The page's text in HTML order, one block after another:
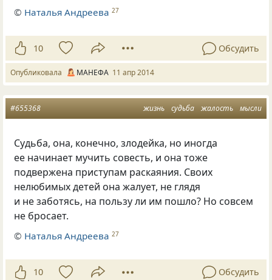
© Наталья Андреева 27
10 Обсудить
Опубликовала МАНЕФА 11 апр 2014
жизнь судьба жалость мысли
#655368
Судьба, она, конечно, злодейка, но иногда
ее начинает мучить совесть, и она тоже
подвержена приступам раскаяния. Своих
нелюбимых детей она жалует, не глядя
и не заботясь, на пользу ли им пошло? Но совсем
не бросает.
© Наталья Андреева 27
10 Обсудить